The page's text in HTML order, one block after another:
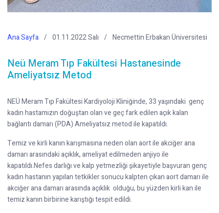
Ana Sayfa 01.11.2022 Salı Necmettin Erbakan Üniversitesi
Neü Meram Tıp Fakültesi Hastanesinde
Ameliyatsız Metod
NEÜ Meram Tıp Fakültesi Kardiyoloji Kliniğinde, 33 yaşındaki genç
kadın hastamızın doğuştan olan ve geç fark edilen açık kalan
bağlantı damarı (PDA) Ameliyatsız metod ile kapatıldı.
Temiz ve kirli kanın karışmasına neden olan aort ile akciğer ana
damarı arasındaki açıklık, ameliyat edilmeden anjiyo ile
kapatıldı.Nefes darlığı ve kalp yetmezliği şikayetiyle başvuran genç
kadın hastanın yapılan tetkikler sonucu kalpten çıkan aort damarı ile
akciğer ana damarı arasında açıklık olduğu, bu yüzden kirli kan ile
temiz kanın birbirine karıştığı tespit edildi.